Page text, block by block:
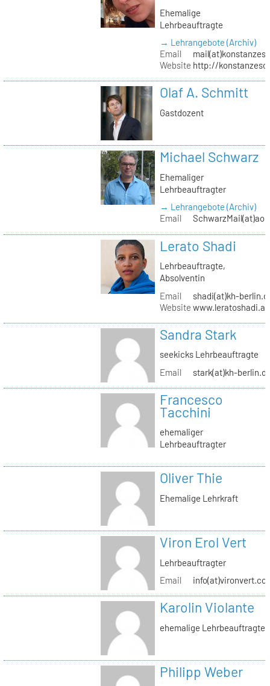
Ehemalige
Lehrbeauftragte
→ Lehrangebote (Archiv)
Email
Website http://
Olaf A. Schmitt
Gastdozent
Michael Schwarz
Ehemaliger
Lehrbeauftragter
→ Lehrangebote (Archiv)
Email
Lerato Shadi
Lehrbeauftragte,
Absolventin
Email
shadi(at)kh-
Website
Sandra Stark
seekicks Lehrbeauftragte
Email
stark(at)kh-
Francesco
Tacchini
ehemaliger
Lehrbeauftragter
Oliver Thie
Ehemalige Lehrkraft
Viron Erol Vert
Lehrbeauftragter
Email
Karolin Violante
ehemalige Lehrbeauftragte
Philipp Weber